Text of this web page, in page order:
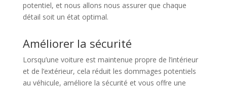
potentiel, et nous allons nous assurer que chaque
détail soit un état optimal.
Améliorer la sécurité
Lorsqu’une voiture est maintenue propre de l’intérieur
et de l’extérieur, cela réduit les dommages potentiels
au véhicule, améliore la sécurité et vous offre une